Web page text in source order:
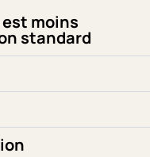
moins
standard